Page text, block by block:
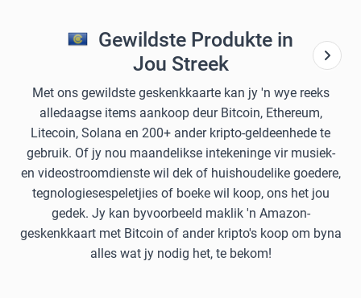
Gewildste Produkte in
Jou Streek
Met ons gewildste geskenkkaarte kan jy 'n wye reeks
alledaagse items aankoop deur Bitcoin, Ethereum,
Litecoin, Solana en 200+ ander kripto-geldeenhede te
gebruik. Of jy nou maandelikse intekeninge vir musiek-
en videostroomdienste wil dek of huishoudelike goedere,
tegnologiesespeletjies of boeke wil koop, ons het jou
gedek. Jy kan byvoorbeeld maklik 'n Amazon-
geskenkkaart met Bitcoin of ander kripto's koop om byna
alles wat jy nodig het, te bekom!